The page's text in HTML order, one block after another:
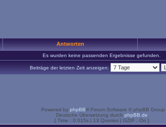
Antworten
Es wurden keine passenden Ergebnisse gefunden.
Beiträge der letzten Zeit anzeigen:
Powered by phpBB® Forum Software © phpBB Group
Deutsche Übersetzung durch phpBB.de
[ Time : 0.015s | 13 Queries | GZIP : On ]